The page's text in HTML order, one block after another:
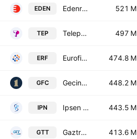
EDEN Edenred SA 521 M
TEP Teleperformance SE 497 M
ERF Eurofins Scientific SE 474.8 M
GFC Gecina SA 448.2 M
IPN Ipsen SA 443.5 M
GTT Gaztransport & Technigaz SA 413.6 M